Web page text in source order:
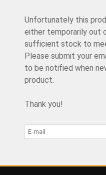
Unfortunately this
either temporarily out
sufficient stock to
Please submit your
to be notified when
product.
Thank you!